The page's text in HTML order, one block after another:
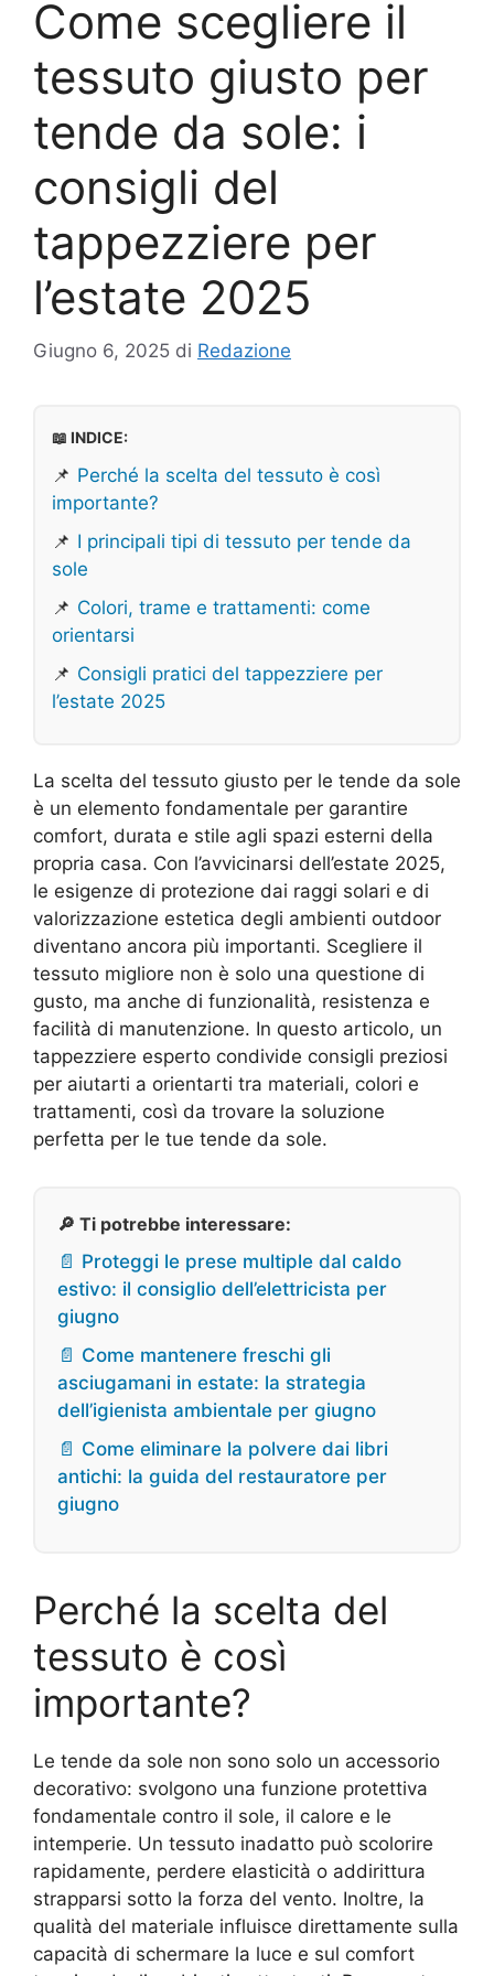
Come scegliere il
tessuto giusto per
tende da sole: i
consigli del
tappezziere per
l’estate 2025
Giugno 6, 2025 di Redazione
📖 INDICE:
📌 Perché la scelta del tessuto è così
importante?
📌 I principali tipi di tessuto per tende da
sole
📌 Colori, trame e trattamenti: come
orientarsi
📌 Consigli pratici del tappezziere per
l’estate 2025
La scelta del tessuto giusto per le tende da sole
è un elemento fondamentale per garantire
comfort, durata e stile agli spazi esterni della
propria casa. Con l’avvicinarsi dell’estate 2025,
le esigenze di protezione dai raggi solari e di
valorizzazione estetica degli ambienti outdoor
diventano ancora più importanti. Scegliere il
tessuto migliore non è solo una questione di
gusto, ma anche di funzionalità, resistenza e
facilità di manutenzione. In questo articolo, un
tappezziere esperto condivide consigli preziosi
per aiutarti a orientarti tra materiali, colori e
trattamenti, così da trovare la soluzione
perfetta per le tue tende da sole.
🔎 Ti potrebbe interessare:
📄 Proteggi le prese multiple dal caldo
estivo: il consiglio dell’elettricista per
giugno
📄 Come mantenere freschi gli
asciugamani in estate: la strategia
dell’igienista ambientale per giugno
📄 Come eliminare la polvere dai libri
antichi: la guida del restauratore per
giugno
Perché la scelta del
tessuto è così
importante?
Le tende da sole non sono solo un accessorio
decorativo: svolgono una funzione protettiva
fondamentale contro il sole, il calore e le
intemperie. Un tessuto inadatto può scolorire
rapidamente, perdere elasticità o addirittura
strapparsi sotto la forza del vento. Inoltre, la
qualità del materiale influisce direttamente sulla
capacità di schermare la luce e sul comfort